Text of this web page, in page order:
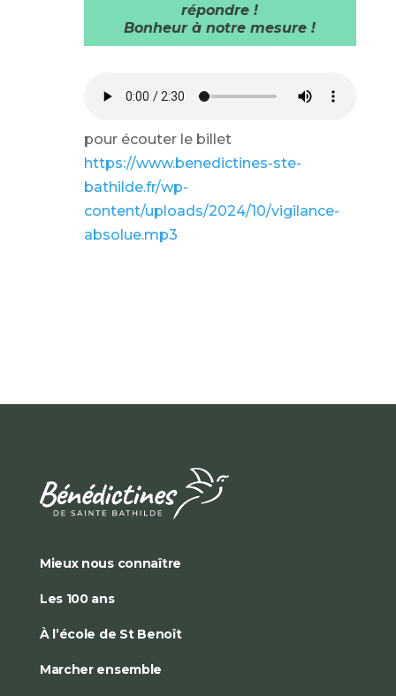
répondre !
Bonheur à notre mesure !
pour écouter le billet
https://www.benedictines-ste-
bathilde.fr/wp-
content/uploads/2024/10/vigilance-
absolue.mp3
Mieux nous connaître
Les 100 ans
À l’école de St Benoît
Marcher ensemble